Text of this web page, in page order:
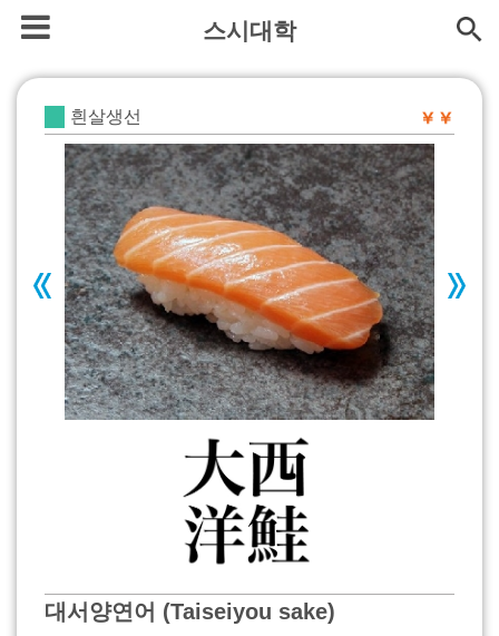
스시대학
흰살생선
대서양연어 (Taiseiyou sake)